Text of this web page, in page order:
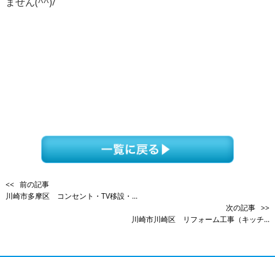
<< 前の記事
川崎市多摩区 コンセント・TV移設・...
次の記事 >>
川崎市川崎区 リフォーム工事（キッチ...